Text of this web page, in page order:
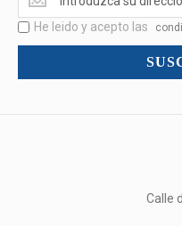
<br>Novedades
y
mucho
He leido y acepto las
Calle